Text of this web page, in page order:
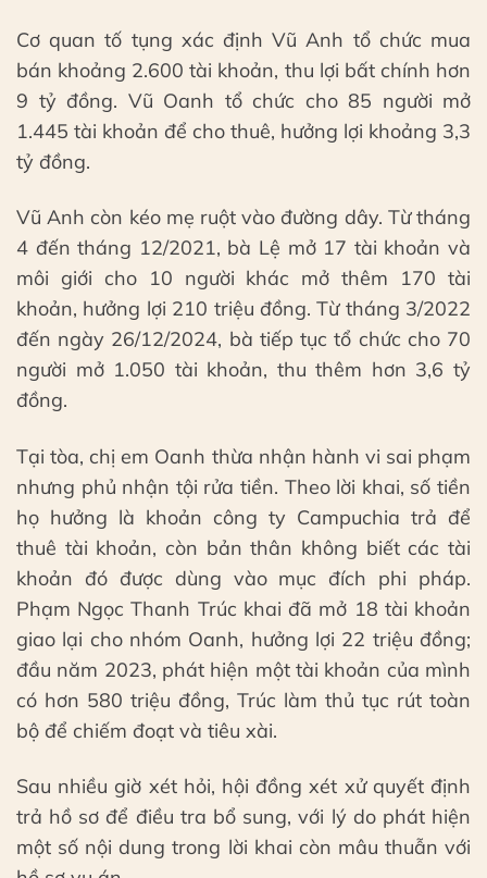
Cơ quan tố tụng xác định Vũ Anh tổ chức mua
bán khoảng 2.600 tài khoản, thu lợi bất chính hơn
9 tỷ đồng. Vũ Oanh tổ chức cho 85 người mở
1.445 tài khoản để cho thuê, hưởng lợi khoảng 3,3
tỷ đồng.
Vũ Anh còn kéo mẹ ruột vào đường dây. Từ tháng
4 đến tháng 12/2021, bà Lệ mở 17 tài khoản và
môi giới cho 10 người khác mở thêm 170 tài
khoản, hưởng lợi 210 triệu đồng. Từ tháng 3/2022
đến ngày 26/12/2024, bà tiếp tục tổ chức cho 70
người mở 1.050 tài khoản, thu thêm hơn 3,6 tỷ
đồng.
Tại tòa, chị em Oanh thừa nhận hành vi sai phạm
nhưng phủ nhận tội rửa tiền. Theo lời khai, số tiền
họ hưởng là khoản công ty Campuchia trả để
thuê tài khoản, còn bản thân không biết các tài
khoản đó được dùng vào mục đích phi pháp.
Phạm Ngọc Thanh Trúc khai đã mở 18 tài khoản
giao lại cho nhóm Oanh, hưởng lợi 22 triệu đồng;
đầu năm 2023, phát hiện một tài khoản của mình
có hơn 580 triệu đồng, Trúc làm thủ tục rút toàn
bộ để chiếm đoạt và tiêu xài.
Sau nhiều giờ xét hỏi, hội đồng xét xử quyết định
trả hồ sơ để điều tra bổ sung, với lý do phát hiện
một số nội dung trong lời khai còn mâu thuẫn với